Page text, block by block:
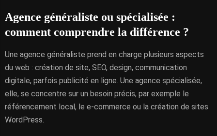
Agence généraliste ou spécialisée :
comment comprendre la différence ?
Une agence généraliste prend en charge plusieurs aspects
du web : création de site, SEO, design, communication
digitale, parfois publicité en ligne. Une agence spécialisée,
elle, se concentre sur un besoin précis, par exemple le
référencement local, le e-commerce ou la création de sites
WordPress.